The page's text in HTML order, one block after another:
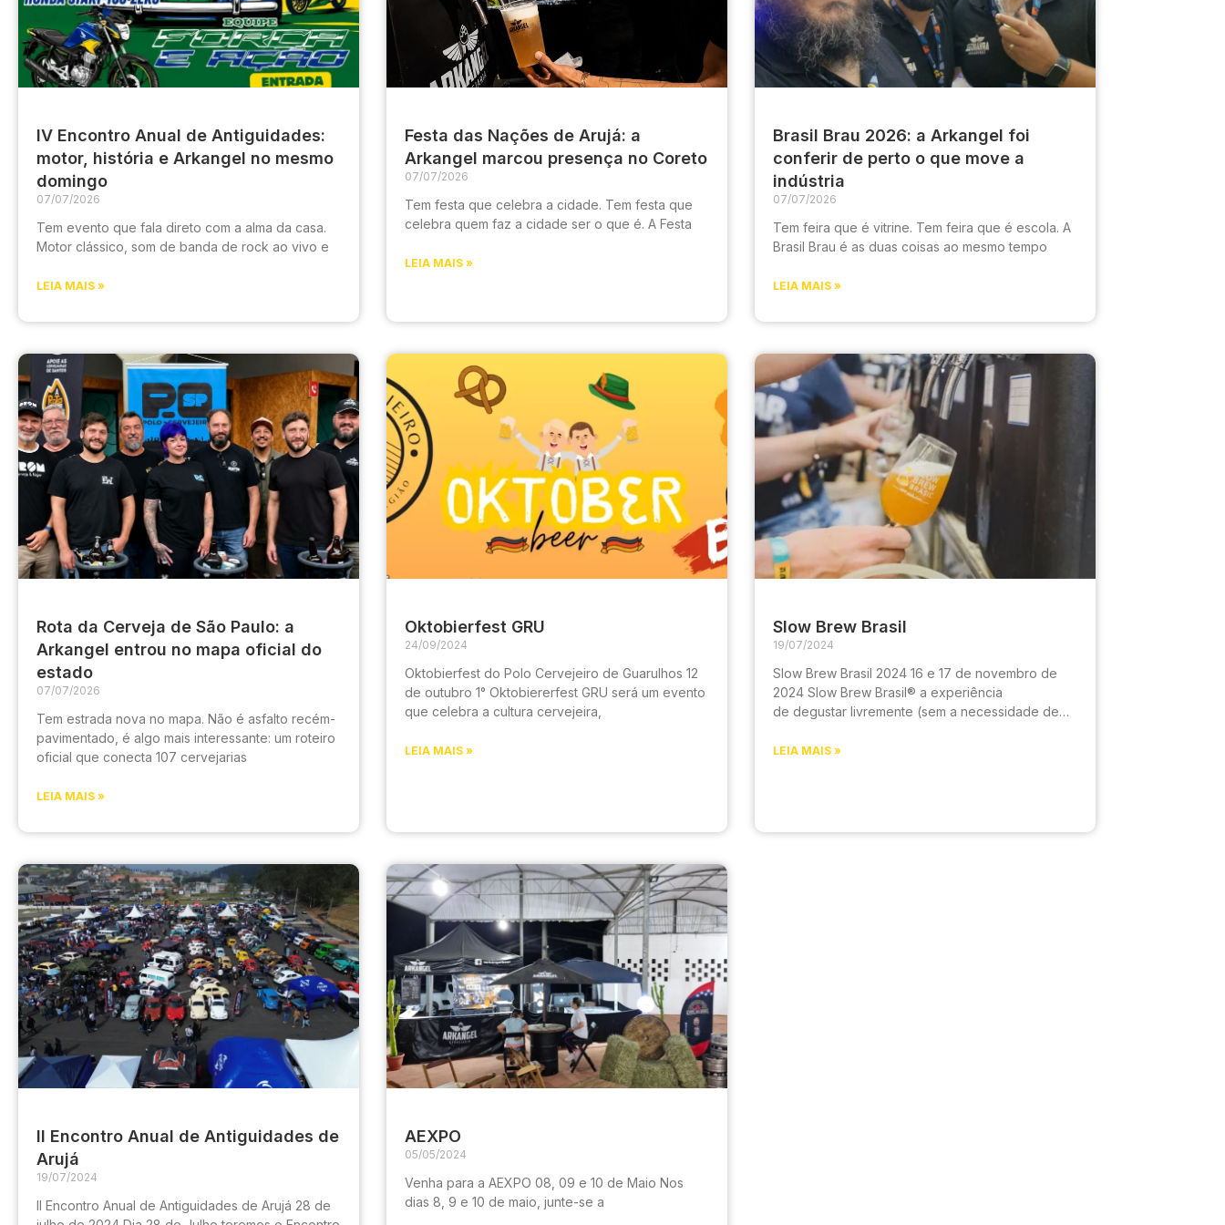
IV Encontro Anual de Antiguidades:
motor, história e Arkangel no mesmo
domingo
07/07/2026
Tem evento que fala direto com a alma da casa.
Motor clássico, som de banda de rock ao vivo e
LEIA MAIS »
Festa das Nações de Arujá: a
Arkangel marcou presença no Coreto
07/07/2026
Tem festa que celebra a cidade. Tem festa que
celebra quem faz a cidade ser o que é. A Festa
LEIA MAIS »
Brasil Brau 2026: a Arkangel foi
conferir de perto o que move a
indústria
07/07/2026
Tem feira que é vitrine. Tem feira que é escola. A
Brasil Brau é as duas coisas ao mesmo tempo
LEIA MAIS »
Rota da Cerveja de São Paulo: a
Arkangel entrou no mapa oficial do
estado
07/07/2026
Tem estrada nova no mapa. Não é asfalto recém-
pavimentado, é algo mais interessante: um roteiro
oficial que conecta 107 cervejarias
LEIA MAIS »
Oktobierfest GRU
24/09/2024
Oktobierfest do Polo Cervejeiro de Guarulhos 12
de outubro 1° Oktobiererfest GRU será um evento
que celebra a cultura cervejeira,
LEIA MAIS »
Slow Brew Brasil
19/07/2024
Slow Brew Brasil 2024 16 e 17 de novembro de
2024 Slow Brew Brasil® a experiência
de degustar livremente (sem a necessidade de
LEIA MAIS »
II Encontro Anual de Antiguidades de
Arujá
19/07/2024
II Encontro Anual de Antiguidades de Arujá 28 de
AEXPO
05/05/2024
Venha para a AEXPO 08, 09 e 10 de Maio Nos
dias 8, 9 e 10 de maio, junte-se a